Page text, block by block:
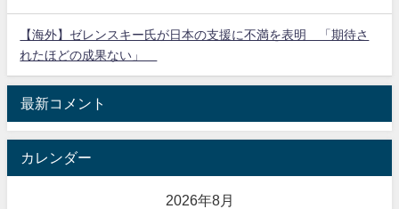
【海外】ゼレンスキー氏が日本の支援に不満を表明 「期待さ
れたほどの成果ない」
最新コメント
カレンダー
2026年8月